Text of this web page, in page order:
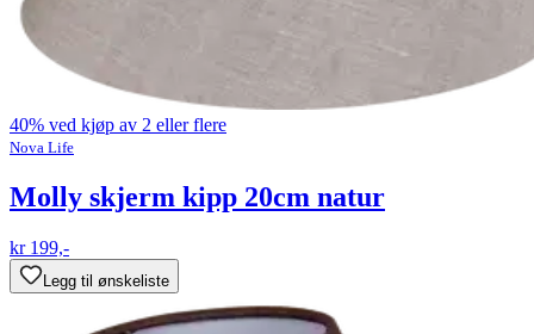
40% ved kjøp av 2 eller flere
Nova Life
Molly skjerm kipp 20cm natur
kr 199,-
Legg til ønskeliste